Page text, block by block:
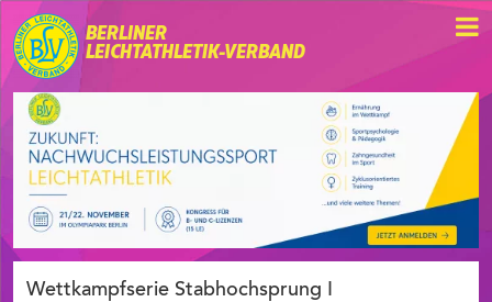
BERLINER
LEICHTATHLETIK-VERBAND
Wettkampfserie Stabhochsprung I